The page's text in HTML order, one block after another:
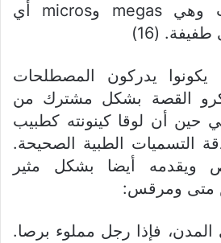
الحمي بمصطلحات وهي megas وmicros أي
(16)
يدركون المصطلحات
القصة بشكل مشترك من
حين أن لوقا كينونته كطبيب
التسميات الطبية الصحيحة.
ويقدمه أيضا بشكل مثير
متى ومرقس:
المدن، فإذا رجل مملوء برصا.